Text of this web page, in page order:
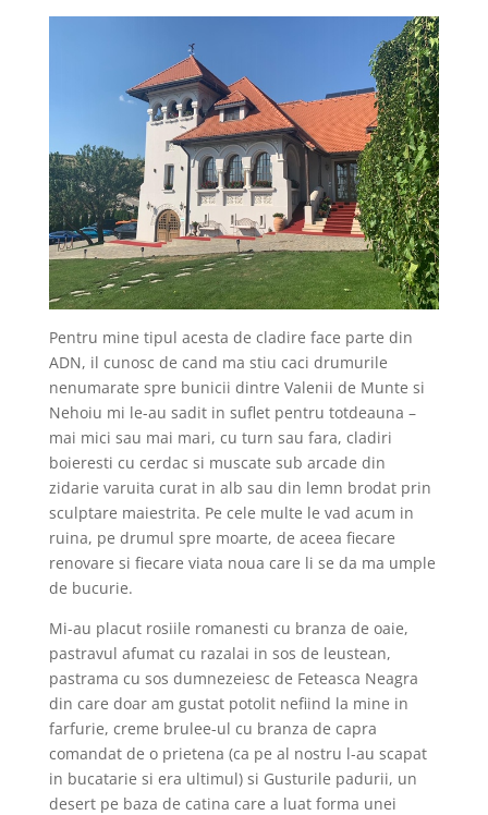
Pentru mine tipul acesta de cladire face parte din
ADN, il cunosc de cand ma stiu caci drumurile
nenumarate spre bunicii dintre Valenii de Munte si
Nehoiu mi le-au sadit in suflet pentru totdeauna –
mai mici sau mai mari, cu turn sau fara, cladiri
boieresti cu cerdac si muscate sub arcade din
zidarie varuita curat in alb sau din lemn brodat prin
sculptare maiestrita. Pe cele multe le vad acum in
ruina, pe drumul spre moarte, de aceea fiecare
renovare si fiecare viata noua care li se da ma umple
de bucurie.
Mi-au placut rosiile romanesti cu branza de oaie,
pastravul afumat cu razalai in sos de leustean,
pastrama cu sos dumnezeiesc de Feteasca Neagra
din care doar am gustat potolit nefiind la mine in
farfurie, creme brulee-ul cu branza de capra
comandat de o prietena (ca pe al nostru l-au scapat
in bucatarie si era ultimul) si Gusturile padurii, un
desert pe baza de catina care a luat forma unei